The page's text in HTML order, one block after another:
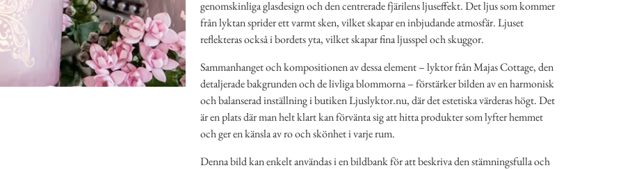
genomskinliga glasdesign och den centrerade fjärilens ljuseffekt. Det ljus som kommer
från lyktan sprider ett varmt sken, vilket skapar en inbjudande atmosfär. Ljuset
reflekteras också i bordets yta, vilket skapar fina ljusspel och skuggor.
Sammanhanget och kompositionen av dessa element – lyktor från Majas Cottage, den
detaljerade bakgrunden och de livliga blommorna – förstärker bilden av en harmonisk
och balanserad inställning i butiken Ljuslyktor.nu, där det estetiska värderas högt. Det
är en plats där man helt klart kan förvänta sig att hitta produkter som lyfter hemmet
och ger en känsla av ro och skönhet i varje rum.
Denna bild kan enkelt användas i en bildbank för att beskriva den stämningsfulla och